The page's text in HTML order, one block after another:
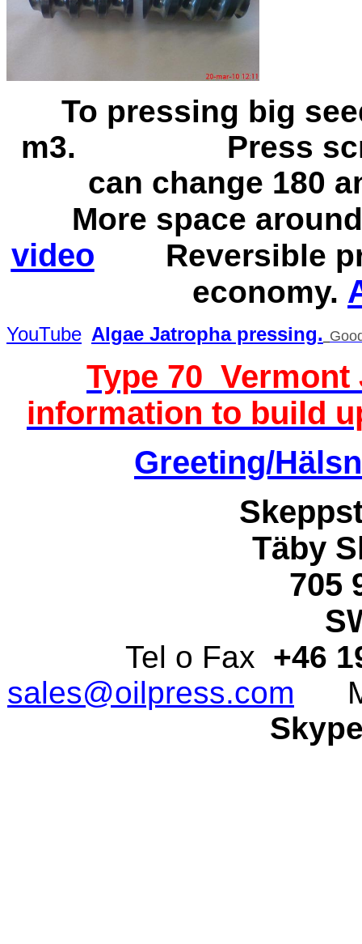
To pressing big
m3. Press screw
can change 180
More space
video
Reversible
economy.
YouTube Algae Jatropha pressing.
Type 70
information to build
Greeting/
Täby
705
Tel o Fax +46
sales@oilpress.com